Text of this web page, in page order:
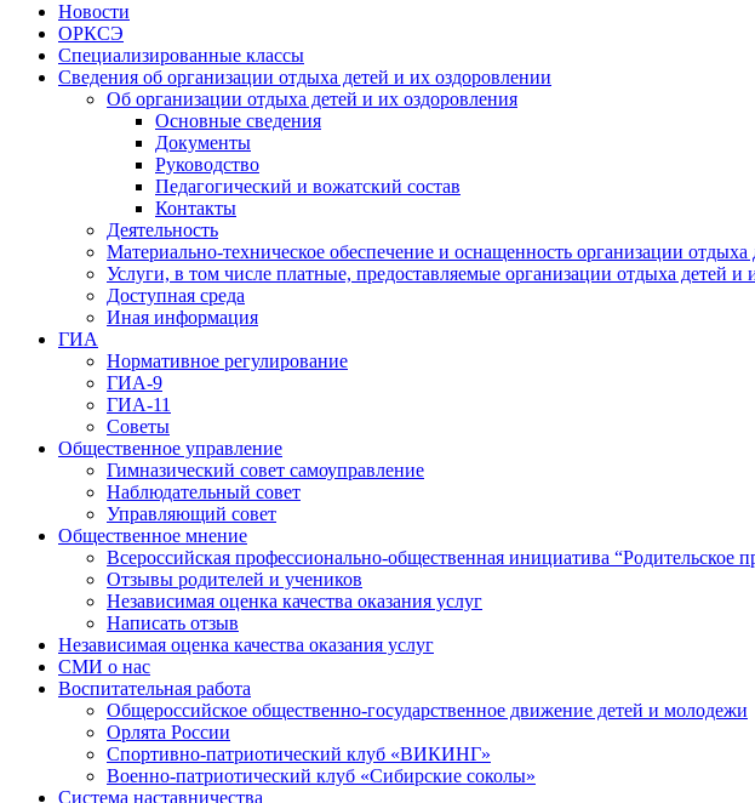
Новости
ОРКСЭ
Специализированные классы
Сведения об организации отдыха детей и их оздоровлении
Об организации отдыха детей и их оздоровления
Основные сведения
Документы
Руководство
Педагогический и вожатский состав
Контакты
Деятельность
Материально-техническое обеспечение и оснащенность организации отдыха
Услуги, в том числе платные, предоставляемые организации отдыха детей и
Доступная среда
Иная информация
ГИА
Нормативное регулирование
ГИА-9
ГИА-11
Советы
Общественное управление
Гимназический совет самоуправление
Наблюдательный совет
Управляющий совет
Общественное мнение
Всероссийская профессионально-общественная инициатива “Родительское
Отзывы родителей и учеников
Независимая оценка качества оказания услуг
Написать отзыв
Независимая оценка качества оказания услуг
СМИ о нас
Воспитательная работа
Общероссийское общественно-государственное движение детей и молодежи
Орлята России
Спортивно-патриотический клуб «ВИКИНГ»
Военно-патриотический клуб «Сибирские соколы»
Система наставничества